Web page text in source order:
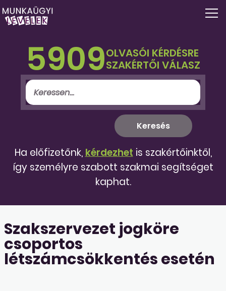
5909OLVASÓI KÉRDÉSRE
SZAKÉRTŐI VÁLASZ
Ha előfizetőnk, kérdezhet is szakértőinktől,
így személyre szabott szakmai segítséget
kaphat.
Szakszervezet jogköre
csoportos
létszámcsökkentés esetén